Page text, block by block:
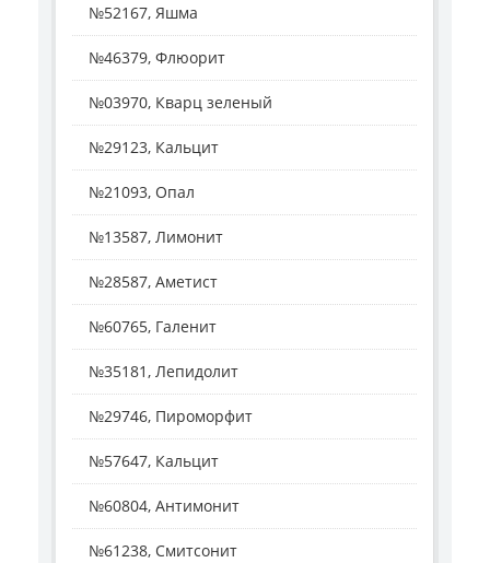
№52167, Яшма
№46379, Флюорит
№03970, Кварц зеленый
№29123, Кальцит
№21093, Опал
№13587, Лимонит
№28587, Аметист
№60765, Галенит
№35181, Лепидолит
№29746, Пироморфит
№57647, Кальцит
№60804, Антимонит
№61238, Смитсонит